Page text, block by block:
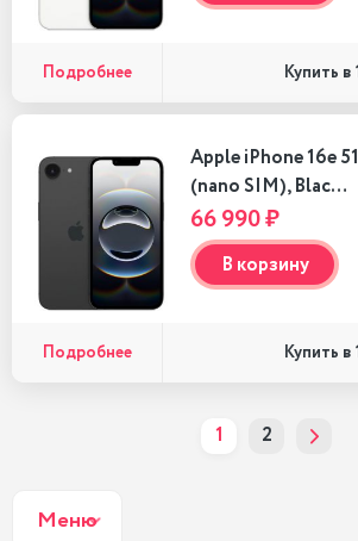
Подробнее Купить в
Apple iPhone 16e
(nano SIM), Blac…
66 990 ₽
В корзину
Подробнее Купить в
1 2
Меню